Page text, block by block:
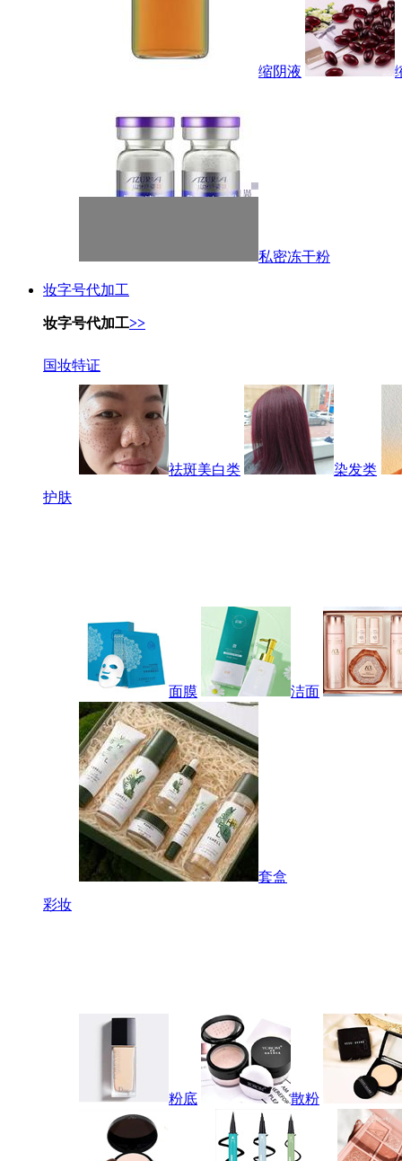
缩阴液
私密冻干粉
妆字号代加工
妆字号代加工>>
国妆特证
祛斑美白类
染发类
护肤
面膜 洁面
套盒
彩妆
粉底 散粉